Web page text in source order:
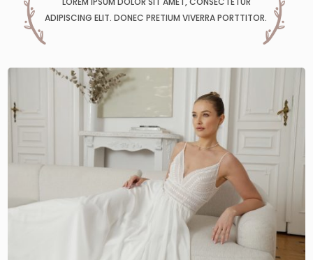
ADIPISCING ELIT. DONEC PRETIUM VIVERRA PORTTITOR.